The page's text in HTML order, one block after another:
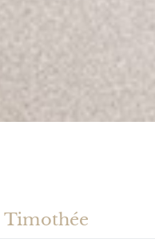
Timothée